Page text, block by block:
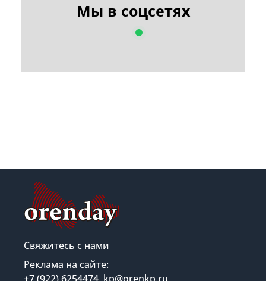
Мы в соцсетях
Свяжитесь с нами